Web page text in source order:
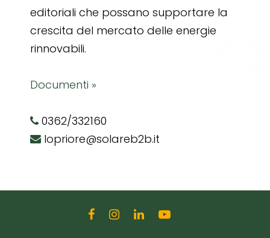
editoriali che possano supportare la
crescita del mercato delle energie
rinnovabili.
Documenti »
0362/332160
lopriore@solareb2b.it